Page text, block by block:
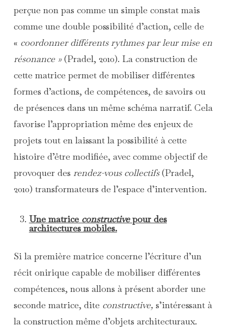
perçue non pas comme un simple constat mais
comme une double possibilité d’action, celle de
« coordonner différents rythmes par leur mise en
résonance »(Pradel, 2010). La construction de
cette matrice permet de mobiliser différentes
formes d’actions, de compétences, de savoirs ou
de présences dans un même schéma narratif. Cela
favorise l’appropriation même des enjeux de
projets tout en laissant la possibilité à cette
histoire d’être modifiée, avec comme objectif de
provoquer des rendez-vous collectifs(Pradel,
2010) transformateurs de l’espace d’intervention.
Une matrice constructivepour des
architectures mobiles.
Si la première matrice concerne l’écriture d’un
récit onirique capable de mobiliser différentes
compétences, nous allons à présent aborder une
seconde matrice, dite constructive, s’intéressant à
la construction même d’objets architecturaux.